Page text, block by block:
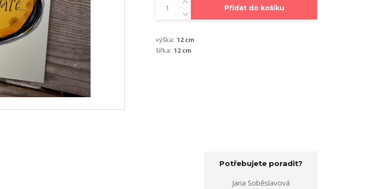
Přidat do košíku
výška: 12 cm
šířka: 12 cm
Potřebujete poradit?
Jana Soběslavová